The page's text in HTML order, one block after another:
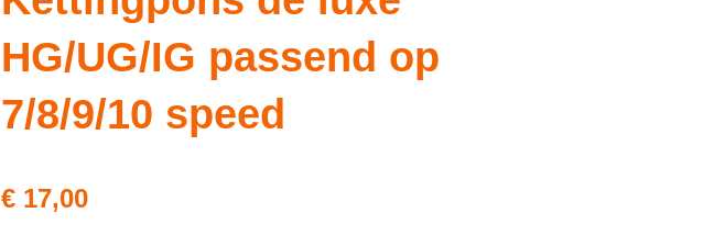
HG/UG/IG passend op
7/8/9/10 speed
€ 17,00